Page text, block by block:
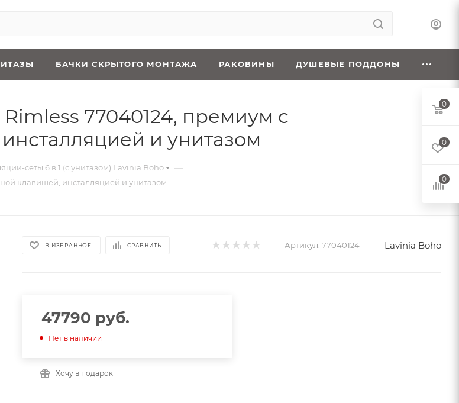
БАЧКИ СКРЫТОГО МОНТАЖА РАКОВИНЫ ДУШЕВЫЕ ПОДДОНЫ
77040124, премиум с
и унитазом
сеты 6 в 1 (с унитазом) Lavinia Boho —
клавишей, инсталляцией и унитазом
В ИЗБРАННОЕ СРАВНИТЬ Артикул: 77040124 Lavinia Boho
47790 руб.
Нет в наличии
Хочу в подарок
0
0
0